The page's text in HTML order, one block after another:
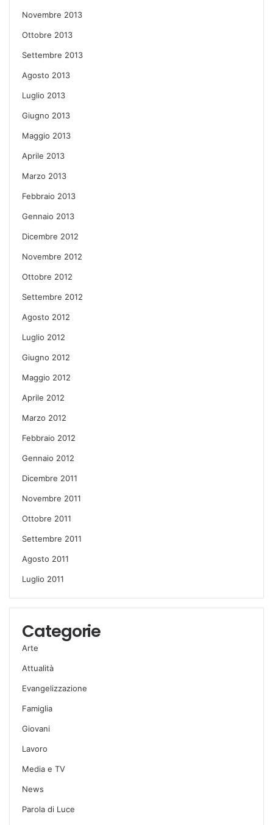
Novembre 2013
Ottobre 2013
Settembre 2013
Agosto 2013
Luglio 2013
Giugno 2013
Maggio 2013
Aprile 2013
Marzo 2013
Febbraio 2013
Gennaio 2013
Dicembre 2012
Novembre 2012
Ottobre 2012
Settembre 2012
Agosto 2012
Luglio 2012
Giugno 2012
Maggio 2012
Aprile 2012
Marzo 2012
Febbraio 2012
Gennaio 2012
Dicembre 2011
Novembre 2011
Ottobre 2011
Settembre 2011
Agosto 2011
Luglio 2011
Categorie
Arte
Attualità
Evangelizzazione
Famiglia
Giovani
Lavoro
Media e TV
News
Parola di Luce